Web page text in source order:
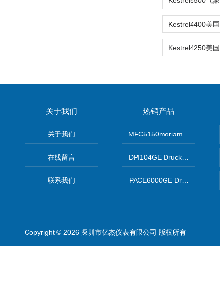
关于我们
关于我们
在线留言
联系我们
热销产品
MFC5150meriam智能手操器
DPI104GE Druck德鲁克
PACE6000GE Druck德鲁克
Copyright © 2026 深圳市亿杰仪表有限公司 版权所有